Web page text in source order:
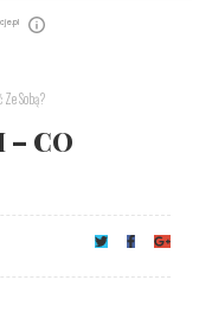
Sobą?
– CO